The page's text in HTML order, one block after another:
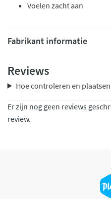
Voelen zacht aan
Fabrikant informatie
Reviews
Hoe controleren en
Er zijn nog geen reviews
review.